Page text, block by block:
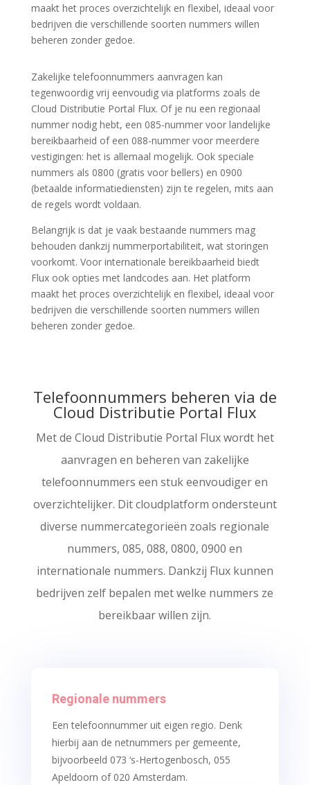
maakt het proces overzichtelijk en flexibel, ideaal voor
bedrijven die verschillende soorten nummers willen
beheren zonder gedoe.
Zakelijke telefoonnummers aanvragen kan
tegenwoordig vrij eenvoudig via platforms zoals de
Cloud Distributie Portal Flux. Of je nu een regionaal
nummer nodig hebt, een 085-nummer voor landelijke
bereikbaarheid of een 088-nummer voor meerdere
vestigingen: het is allemaal mogelijk. Ook speciale
nummers als 0800 (gratis voor bellers) en 0900
(betaalde informatiediensten) zijn te regelen, mits aan
de regels wordt voldaan.
Belangrijk is dat je vaak bestaande nummers mag
behouden dankzij nummerportabiliteit, wat storingen
voorkomt. Voor internationale bereikbaarheid biedt
Flux ook opties met landcodes aan. Het platform
maakt het proces overzichtelijk en flexibel, ideaal voor
bedrijven die verschillende soorten nummers willen
beheren zonder gedoe.
Telefoonnummers beheren via de
Cloud Distributie Portal Flux
Met de Cloud Distributie Portal Flux wordt het
aanvragen en beheren van zakelijke
telefoonnummers een stuk eenvoudiger en
overzichtelijker. Dit cloudplatform ondersteunt
diverse nummercategorieën zoals regionale
nummers, 085, 088, 0800, 0900 en
internationale nummers. Dankzij Flux kunnen
bedrijven zelf bepalen met welke nummers ze
bereikbaar willen zijn.
Regionale nummers
Een telefoonnummer uit eigen regio. Denk
hierbij aan de netnummers per gemeente,
bijvoorbeeld 073 ‘s-Hertogenbosch, 055
Apeldoorn of 020 Amsterdam.